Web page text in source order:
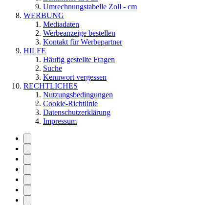
Umrechnungstabelle Zoll - cm
WERBUNG
Mediadaten
Werbeanzeige bestellen
Kontakt für Werbepartner
HILFE
Häufig gestellte Fragen
Suche
Kennwort vergessen
RECHTLICHES
Nutzungsbedingungen
Cookie-Richtlinie
Datenschutzerklärung
Impressum